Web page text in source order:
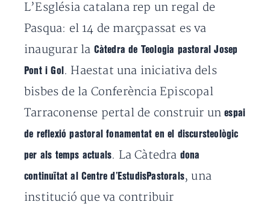
L’Església catalana rep un regal de
Pasqua: el 14 de marçpassat es va
inaugurar la Càtedra de Teologia pastoral Josep
Pont i Gol . Haestat una iniciativa dels
bisbes de la Conferència Episcopal
Tarraconense pertal de construir unespai
de reflexió pastoral fonamentat en el discursteològic
per als temps actuals. La Càtedra dona
continuïtat al Centre d’EstudisPastorals, una
institució que va contribuir